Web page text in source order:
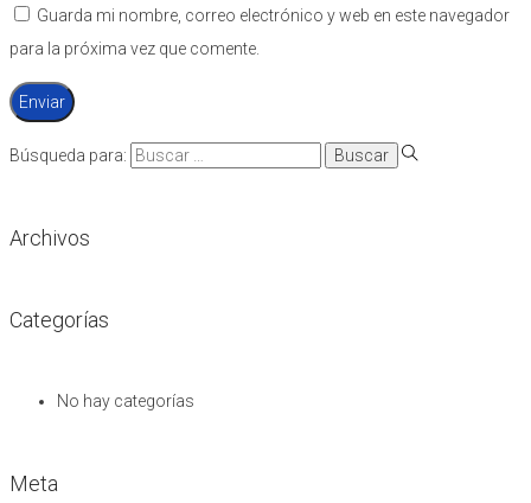
Guarda mi nombre, correo electrónico y web en este navegador
para la próxima vez que comente.
Búsqueda para:
Archivos
Categorías
No hay categorías
Meta